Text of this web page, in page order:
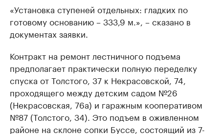
«Установка ступеней отдельных: гладких по
готовому основанию – 333,9 м.», – сказано в
документах заявки.
Контракт на ремонт лестничного подъема
предполагает практически полную переделку
спуска от Толстого, 37 к Некрасовской, 74,
проходящего между детским садом №26
(Некрасовская, 76а) и гаражным кооперативом
№87 (Толстого, 34). Это подъем в оживленном
районе на склоне сопки Буссе, состоящий из 7-